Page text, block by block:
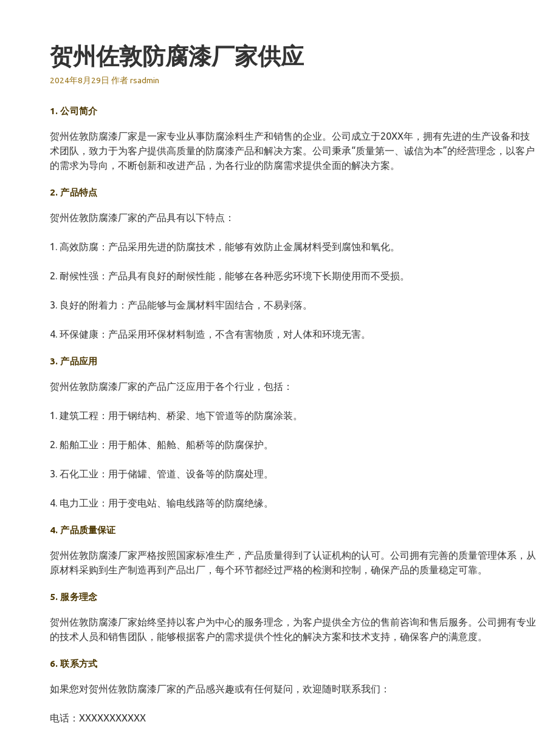
贺州佐敦防腐漆厂家供应
2024年8月29日 作者rsadmin
1. 公司简介
贺州佐敦防腐漆厂家是一家专业从事防腐涂料生产和销售的企业。公司成立于20XX年，拥有先进的生产设备和技
术团队，致力于为客户提供高质量的防腐漆产品和解决方案。公司秉承“质量第一、诚信为本”的经营理念，以客户
的需求为导向，不断创新和改进产品，为各行业的防腐需求提供全面的解决方案。
2. 产品特点
贺州佐敦防腐漆厂家的产品具有以下特点：
1. 高效防腐：产品采用先进的防腐技术，能够有效防止金属材料受到腐蚀和氧化。
2. 耐候性强：产品具有良好的耐候性能，能够在各种恶劣环境下长期使用而不受损。
3. 良好的附着力：产品能够与金属材料牢固结合，不易剥落。
4. 环保健康：产品采用环保材料制造，不含有害物质，对人体和环境无害。
3. 产品应用
贺州佐敦防腐漆厂家的产品广泛应用于各个行业，包括：
1. 建筑工程：用于钢结构、桥梁、地下管道等的防腐涂装。
2. 船舶工业：用于船体、船舱、船桥等的防腐保护。
3. 石化工业：用于储罐、管道、设备等的防腐处理。
4. 电力工业：用于变电站、输电线路等的防腐绝缘。
4. 产品质量保证
贺州佐敦防腐漆厂家严格按照国家标准生产，产品质量得到了认证机构的认可。公司拥有完善的质量管理体系，从
原材料采购到生产制造再到产品出厂，每个环节都经过严格的检测和控制，确保产品的质量稳定可靠。
5. 服务理念
贺州佐敦防腐漆厂家始终坚持以客户为中心的服务理念，为客户提供全方位的售前咨询和售后服务。公司拥有专业
的技术人员和销售团队，能够根据客户的需求提供个性化的解决方案和技术支持，确保客户的满意度。
6. 联系方式
如果您对贺州佐敦防腐漆厂家的产品感兴趣或有任何疑问，欢迎随时联系我们：
电话：XXXXXXXXXXX